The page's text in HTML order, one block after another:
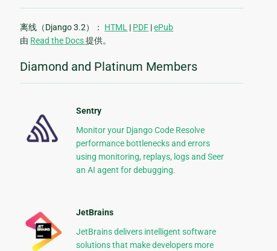
离线（Django 3.2）： HTML | PDF |ePub
由 Read the Docs提供。
Diamond and Platinum Members
Sentry
Monitor your Django Code Resolve
performance bottlenecks and errors
using monitoring, replays, logs and Seer
an AI agent for debugging.
JetBrains
JetBrains delivers intelligent software
solutions that make developers more